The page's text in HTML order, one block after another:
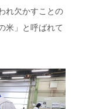
れ欠かすことの
米」と呼ばれて